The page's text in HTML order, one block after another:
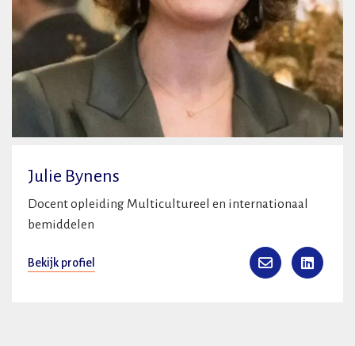
Julie Bynens
Docent opleiding Multicultureel en internationaal
bemiddelen
Bekijk profiel